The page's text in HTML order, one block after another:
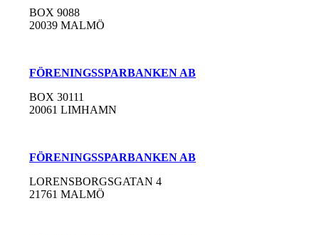
BOX 9088
20039 MALMÖ
FÖRENINGSSPARBANKEN AB
BOX 30111
20061 LIMHAMN
FÖRENINGSSPARBANKEN AB
LORENSBORGSGATAN 4
21761 MALMÖ